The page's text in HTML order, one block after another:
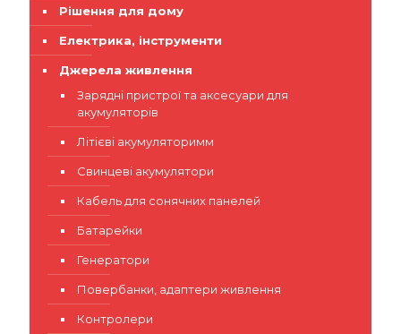
Рішення для дому
Електрика, інструменти
Джерела живлення
Зарядні пристрої та аксесуари для
акумуляторів
Літієві акумуляторимм
Свинцеві акумулятори
Кабель для сонячних панелей
Батарейки
Генератори
Повербанки, адаптери живлення
Контролери